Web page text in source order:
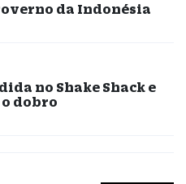
da Indonésia
no Shake Shack e
dobro